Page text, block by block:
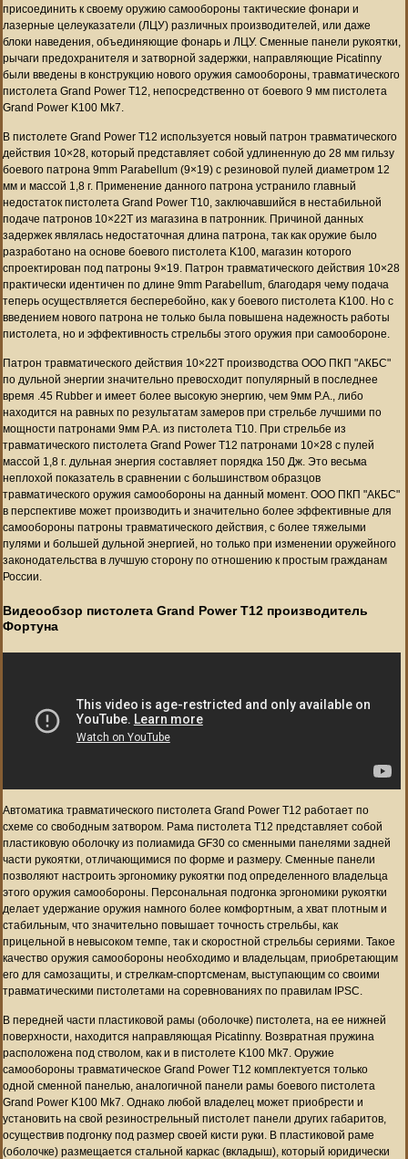
присоединить к своему оружию самообороны тактические фонари и
лазерные целеуказатели (ЛЦУ) различных производителей, или даже
блоки наведения, объединяющие фонарь и ЛЦУ. Сменные панели рукоятки,
рычаги предохранителя и затворной задержки, направляющие Picatinny
были введены в конструкцию нового оружия самообороны, травматического
пистолета Grand Power T12, непосредственно от боевого 9 мм пистолета
Grand Power K100 Mk7.
В пистолете Grand Power T12 используется новый патрон травматического
действия 10×28, который представляет собой удлиненную до 28 мм гильзу
боевого патрона 9mm Parabellum (9×19) с резиновой пулей диаметром 12
мм и массой 1,8 г. Применение данного патрона устранило главный
недостаток пистолета Grand Power T10, заключавшийся в нестабильной
подаче патронов 10×22Т из магазина в патронник. Причиной данных
задержек являлась недостаточная длина патрона, так как оружие было
разработано на основе боевого пистолета K100, магазин которого
спроектирован под патроны 9×19. Патрон травматического действия 10×28
практически идентичен по длине 9mm Parabellum, благодаря чему подача
теперь осуществляется бесперебойно, как у боевого пистолета K100. Но с
введением нового патрона не только была повышена надежность работы
пистолета, но и эффективность стрельбы этого оружия при самообороне.
Патрон травматического действия 10×22Т производства ООО ПКП "АКБС"
по дульной энергии значительно превосходит популярный в последнее
время .45 Rubber и имеет более высокую энергию, чем 9мм P.A., либо
находится на равных по результатам замеров при стрельбе лучшими по
мощности патронами 9мм P.A. из пистолета T10. При стрельбе из
травматического пистолета Grand Power T12 патронами 10×28 с пулей
массой 1,8 г. дульная энергия составляет порядка 150 Дж. Это весьма
неплохой показатель в сравнении с большинством образцов
травматического оружия самообороны на данный момент. ООО ПКП "АКБС"
в перспективе может производить и значительно более эффективные для
самообороны патроны травматического действия, с более тяжелыми
пулями и большей дульной энергией, но только при изменении оружейного
законодательства в лучшую сторону по отношению к простым гражданам
России.
Видеообзор пистолета Grand Power T12 производитель
Фортуна
Автоматика травматического пистолета Grand Power T12 работает по
схеме со свободным затвором. Рама пистолета T12 представляет собой
пластиковую оболочку из полиамида GF30 со сменными панелями задней
части рукоятки, отличающимися по форме и размеру. Сменные панели
позволяют настроить эргономику рукоятки под определенного владельца
этого оружия самообороны. Персональная подгонка эргономики рукоятки
делает удержание оружия намного более комфортным, а хват плотным и
стабильным, что значительно повышает точность стрельбы, как
прицельной в невысоком темпе, так и скоростной стрельбы сериями. Такое
качество оружия самообороны необходимо и владельцам, приобретающим
его для самозащиты, и стрелкам-спортсменам, выступающим со своими
травматическими пистолетами на соревнованиях по правилам IPSC.
В передней части пластиковой рамы (оболочке) пистолета, на ее нижней
поверхности, находится направляющая Picatinny. Возвратная пружина
расположена под стволом, как и в пистолете K100 Mk7. Оружие
самообороны травматическое Grand Power T12 комплектуется только
одной сменной панелью, аналогичной панели рамы боевого пистолета
Grand Power K100 Mk7. Однако любой владелец может приобрести и
установить на свой резинострельный пистолет панели других габаритов,
осуществив подгонку под размер своей кисти руки. В пластиковой раме
(оболочке) размещается стальной каркас (вкладыш), который юридически